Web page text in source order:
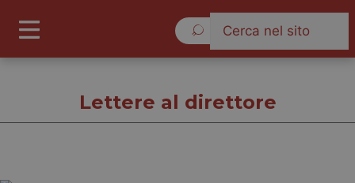
Lettere al direttore